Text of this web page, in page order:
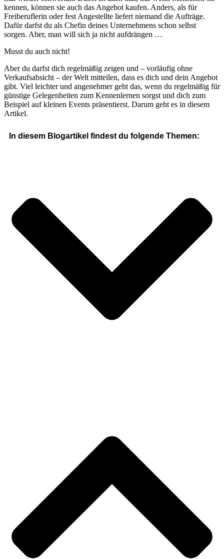
kennen, können sie auch das Angebot kaufen. Anders, als für
Freiberuflerin oder fest Angestellte liefert niemand die Aufträge.
Dafür darfst du als Chefin deines Unternehmens schon selbst
sorgen. Aber, man will sich ja nicht aufdrängen …
Musst du auch nicht!
Aber du darfst dich regelmäßig zeigen und – vorläufig ohne
Verkaufsabsicht – der Welt mitteilen, dass es dich und dein Angebot
gibt. Viel leichter und angenehmer geht das, wenn du regelmäßig für
günstige Gelegenheiten zum Kennenlernen sorgst und dich zum
Beispiel auf kleinen Events präsentierst. Darum geht es in diesem
Artikel.
In diesem Blogartikel findest du folgende Themen: